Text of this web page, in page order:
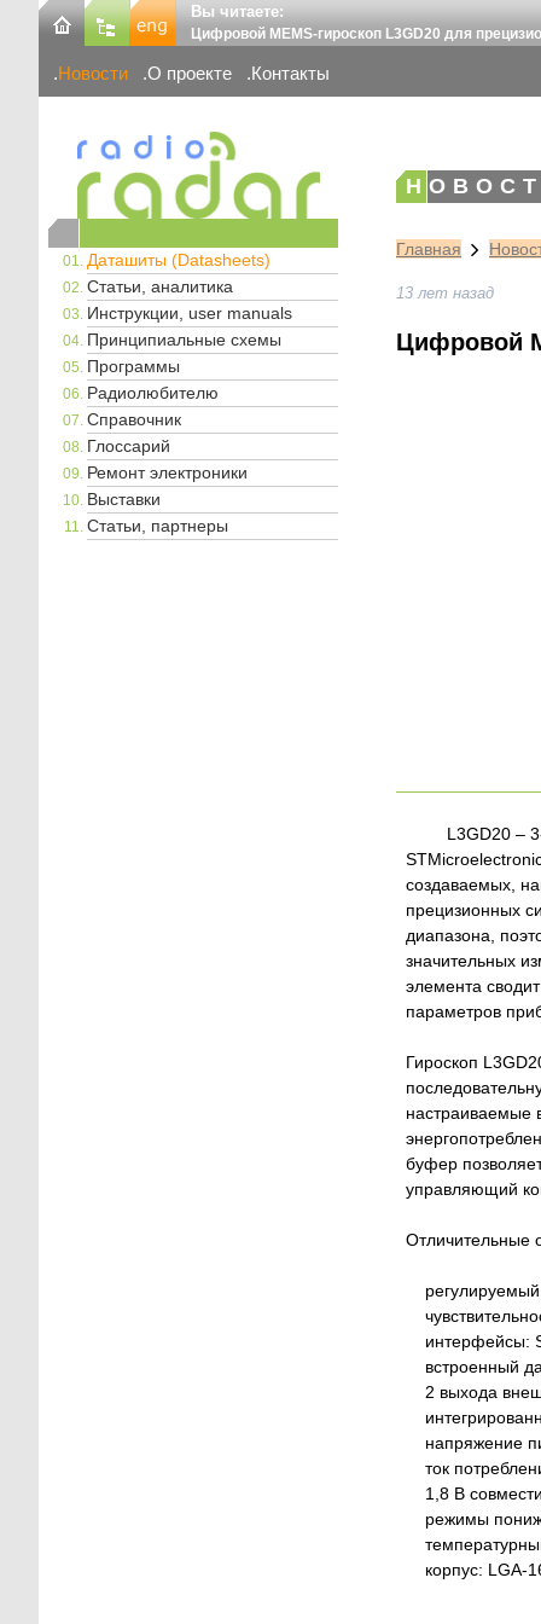
Вы читаете:
Цифровой MEMS-гироскоп L3GD20 для
Новости О проекте Контакты
Даташиты (Datasheets)
Статьи, аналитика
Инструкции, user manuals
Принципиальные схемы
Программы
Радиолюбителю
Справочник
Глоссарий
Ремонт электроники
Выставки
Статьи, партнеры
Главная
13 лет назад
Цифровой
L3GD20 –
создаваемых,
прецизионных
диапазона,
значительных
элемента
параметров
Гироскоп
настраиваемые
буфер
управляющий
Отличительные
регулируемый
интерфейсы:
встроенный
2 выхода
напряжение
ток
1,8 В
режимы
корпус: LGA-